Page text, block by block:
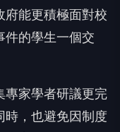
府能更積極面對校
件的學生一個交
專家學者研議更完
時，也避免因制度